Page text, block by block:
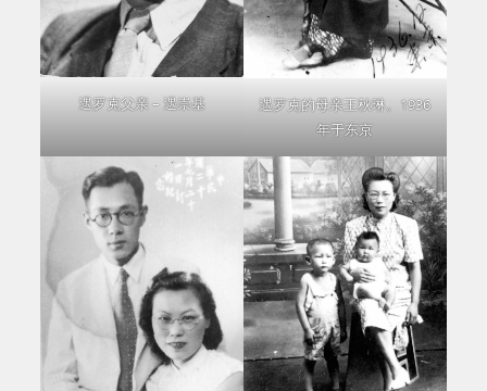
遇罗克父亲 – 遇崇基
遇罗克的母亲王秋琳。1936
年于东京